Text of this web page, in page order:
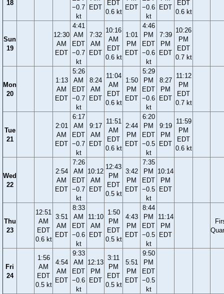
18
−0.7
kt
EDT
EDT
0.6 kt
EDT −0.6
kt
EDT
EDT
0.6 kt
Sun
19
12:30
AM
EDT
4:41
AM
EDT
−0.7
kt
7:32
AM
EDT
10:16
AM
EDT
0.6 kt
1:01
PM
EDT
4:46
PM
EDT
−0.6
kt
7:39
PM
EDT
10:26
PM
EDT
0.7 kt
Mon
20
1:13
AM
EDT
5:26
AM
EDT
−0.7
kt
8:24
AM
EDT
11:04
AM
EDT
0.6 kt
1:50
PM
EDT
5:29
PM
EDT
−0.6
kt
8:27
PM
EDT
11:12
PM
EDT
0.7 kt
Tue
21
2:01
AM
EDT
6:17
AM
EDT
−0.7
kt
9:17
AM
EDT
11:51
AM
EDT
0.6 kt
2:44
PM
EDT
6:20
PM
EDT
−0.5
kt
9:19
PM
EDT
11:59
PM
EDT
0.6 kt
Wed
22
2:54
AM
EDT
7:26
AM
EDT
−0.7
kt
10:12
AM
EDT
12:43
PM
EDT
0.5 kt
3:42
PM
EDT
7:35
PM
EDT
−0.5
kt
10:14
PM
EDT
Thu
23
12:51
AM
EDT
0.6 kt
3:51
AM
EDT
8:33
AM
EDT
−0.6
kt
11:10
AM
EDT
1:50
PM
EDT
0.5 kt
4:43
PM
EDT
8:44
PM
EDT
−0.5
kt
11:14
PM
EDT
Fri
24
1:56
AM
EDT
0.5 kt
4:54
AM
EDT
9:33
AM
EDT
−0.6
kt
12:13
PM
EDT
3:11
PM
EDT
0.5 kt
5:51
PM
EDT
9:50
PM
EDT
−0.5
kt